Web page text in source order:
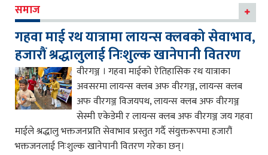
समाज
गहवा माई रथ यात्रामा लायन्स क्लबको सेवाभाव,
हजारौं श्रद्धालुलाई निःशुल्क खानेपानी वितरण
वीरगञ्ज । गहवा माईको ऐतिहासिक रथ यात्राका
अवसरमा लायन्स क्लब अफ वीरगञ्ज, लायन्स क्लब
अफ वीरगञ्ज विजयपथ, लायन्स क्लब अफ वीरगञ्ज
सेस्मी एकेडेमी र लायन्स क्लब अफ वीरगञ्ज जय गहवा
माईले श्रद्धालु भक्तजनप्रति सेवाभाव प्रस्तुत गर्दै संयुक्तरूपमा हजारौं
भक्तजनलाई निःशुल्क खानेपानी वितरण गरेका छन्।